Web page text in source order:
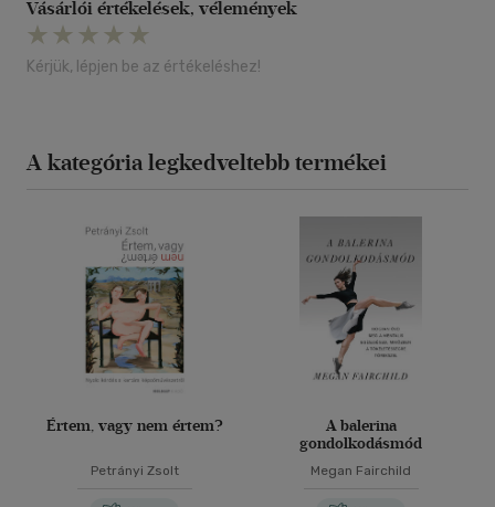
Vásárlói értékelések, vélemények
Kérjük, lépjen be az értékeléshez!
A kategória legkedveltebb termékei
Értem, vagy nem értem?
Petrányi Zsolt
A balerina
gondolkodásmód
Megan Fairchild